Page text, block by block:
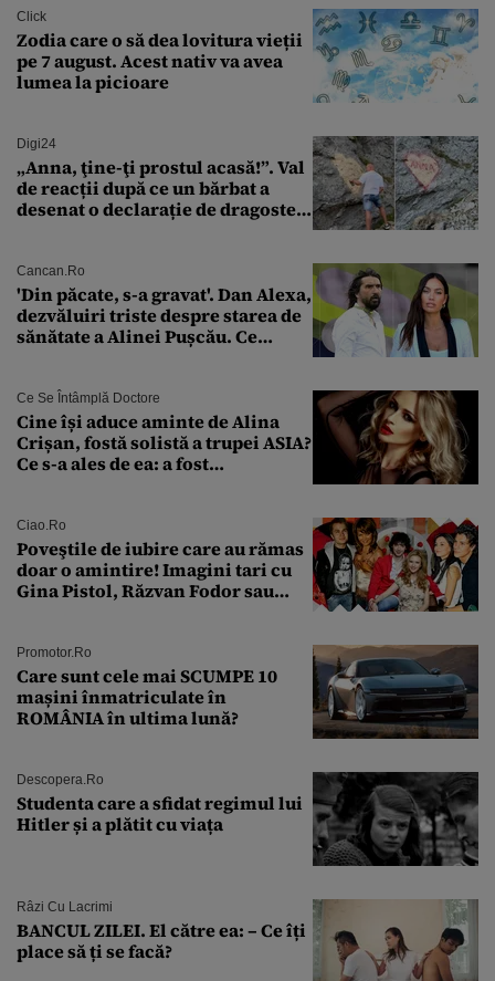
Click
Zodia care o să dea lovitura vieții
pe 7 august. Acest nativ va avea
lumea la picioare
Digi24
„Anna, ţine-ţi prostul acasă!”. Val
de reacții după ce un bărbat a
desenat o declarație de dragoste
Cancan.ro
'Din păcate, s-a gravat'. Dan Alexa,
dezvăluiri triste despre starea de
sănătate a Alinei Pușcău. Ce
Ce Se Întâmplă Doctore
Cine își aduce aminte de Alina
Crișan, fostă solistă a trupei ASIA?
Ce s-a ales de ea: a fost
Ciao.ro
Poveştile de iubire care au rămas
doar o amintire! Imagini tari cu
Gina Pistol, Răzvan Fodor sau
Promotor.ro
Care sunt cele mai SCUMPE 10
mașini înmatriculate în
ROMÂNIA în ultima lună?
Descopera.ro
Studenta care a sfidat regimul lui
Hitler și a plătit cu viața
Râzi Cu Lacrimi
BANCUL ZILEI. El către ea: – Ce îți
place să ți se facă?